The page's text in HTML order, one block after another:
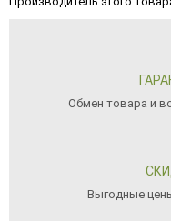
Обмен товара и
Выгодные